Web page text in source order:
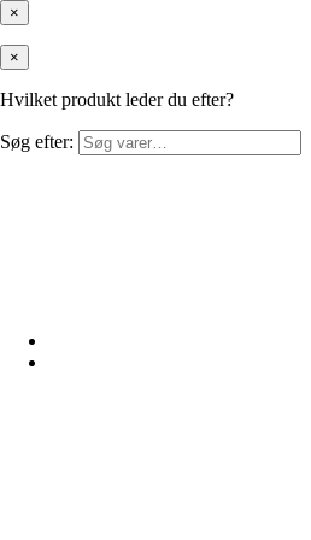
×
×
Hvilket produkt leder du efter?
Søg efter: